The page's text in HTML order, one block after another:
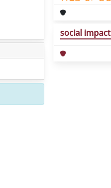
social impact